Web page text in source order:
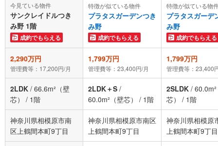
今見ている物件
サンクレイドルつき
み野 1階
成約でもらえる
特徴が似ている物件
プラタスガーデンつき
み野
成約でもらえる
特徴が似ている物
プラタスガーデ
み野
成約でもらえる
2,290万円
管理費等：17,200円/月
1,799万円
管理費等：23,400円/月
1,799万円
管理費等：23,400
2LDK / 66.6m²（壁
芯）
/ 1階
2LDK＋S /
60.0m²（壁芯）
/ 1階
2SLDK /
芯）
/ 1階
神奈川県相模原市南
区上鶴間本町9丁目
神奈川県相模原市南区
上鶴間本町9丁目
神奈川県相模原
上鶴間本町9丁目